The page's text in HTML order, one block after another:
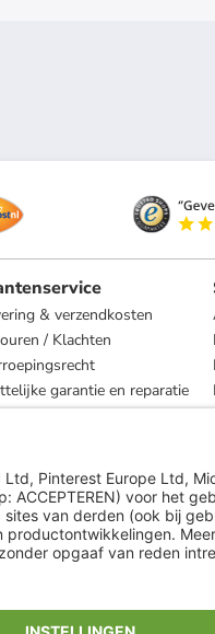
& verzendkosten
/ Klachten
garantie en reparatie
** Alle prijsopgaven zijn inclusief
ᵃ Bij een minimale